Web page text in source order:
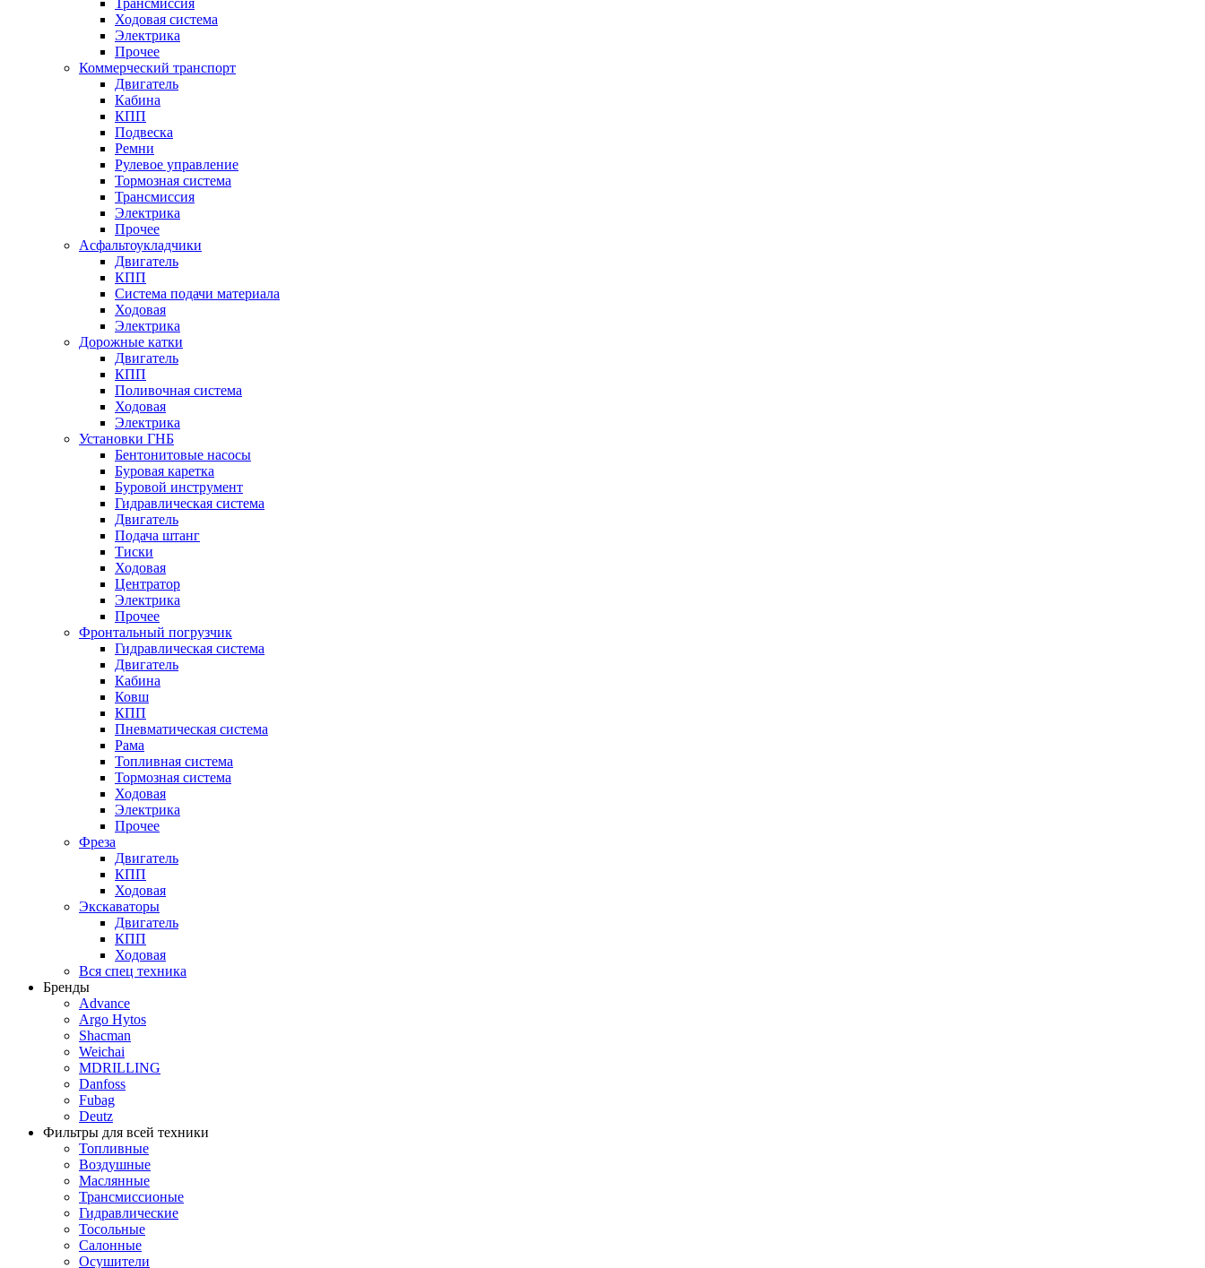
Трансмиссия
Ходовая система
Электрика
Прочее
Коммерческий транспорт
Двигатель
Кабина
КПП
Подвеска
Ремни
Рулевое управление
Тормозная система
Трансмиссия
Электрика
Прочее
Асфальтоукладчики
Двигатель
КПП
Система подачи материала
Ходовая
Электрика
Дорожные катки
Двигатель
КПП
Поливочная система
Ходовая
Электрика
Установки ГНБ
Бентонитовые насосы
Буровая каретка
Буровой инструмент
Гидравлическая система
Двигатель
Подача штанг
Тиски
Ходовая
Центратор
Электрика
Прочее
Фронтальный погрузчик
Гидравлическая система
Двигатель
Кабина
Ковш
КПП
Пневматическая система
Рама
Топливная система
Тормозная система
Ходовая
Электрика
Прочее
Фреза
Двигатель
КПП
Ходовая
Экскаваторы
Двигатель
КПП
Ходовая
Вся спец техника
Бренды
Advance
Argo Hytos
Shacman
Weichai
MDRILLING
Danfoss
Fubag
Deutz
Фильтры для всей техники
Топливные
Воздушные
Маслянные
Трансмиссионые
Гидравлические
Тосольные
Салонные
Осушители